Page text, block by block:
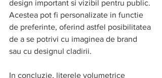
design important si vizibil pentru public.
Acestea pot fi personalizate in functie
de preferinte, oferind astfel posibilitatea
de a se potrivi cu imaginea de brand
sau cu designul cladirii.
In concluzie, literele volumetrice